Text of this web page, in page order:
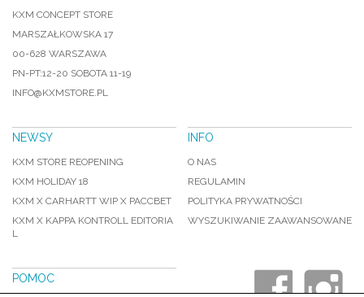
KXM CONCEPT STORE
MARSZAŁKOWSKA 17
00-628 WARSZAWA
PN-PT:12-20 SOBOTA 11-19
INFO@KXMSTORE.PL
NEWSY
KXM STORE REOPENING
KXM HOLIDAY 18
KXM X CARHARTT WIP X PACCBET
KXM X KAPPA KONTROLL EDITORIA
L
INFO
O NAS
REGULAMIN
POLITYKA PRYWATNOŚCI
WYSZUKIWANIE ZAAWANSOWANE
POMOC